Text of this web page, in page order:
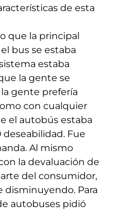
de esta
que la principal
bus se estaba
estaba
la gente se
gente prefería
con cualquier
el autobús estaba
Fue
Al mismo
la devaluación de
del consumidor,
Para
autobuses pidió